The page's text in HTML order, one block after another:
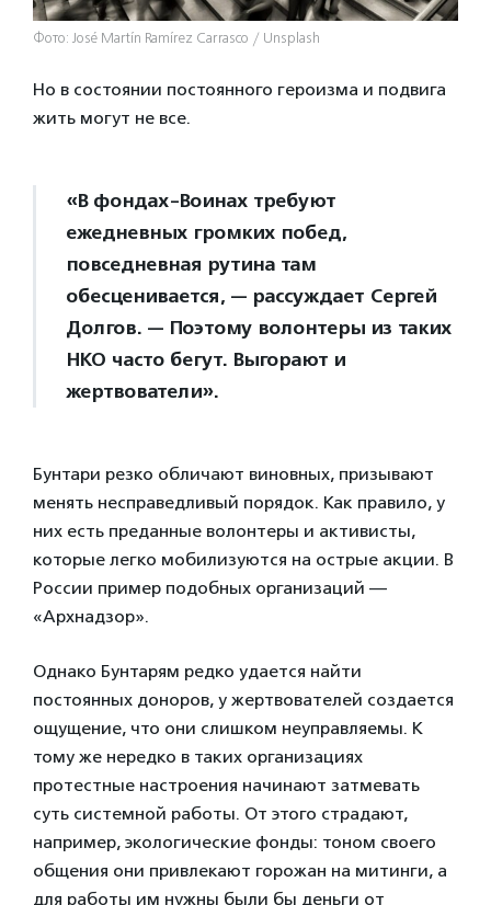
Фото: José Martín Ramírez Carrasco / Unsplash
Но в состоянии постоянного героизма и подвига
жить могут не все.
«В фондах-Воинах требуют
ежедневных громких побед,
повседневная рутина там
обесценивается, — рассуждает Сергей
Долгов. — Поэтому волонтеры из таких
НКО часто бегут. Выгорают и
жертвователи».
Бунтари резко обличают виновных, призывают
менять несправедливый порядок. Как правило, у
них есть преданные волонтеры и активисты,
которые легко мобилизуются на острые акции. В
России пример подобных организаций —
«Архнадзор».
Однако Бунтарям редко удается найти
постоянных доноров, у жертвователей создается
ощущение, что они слишком неуправляемы. К
тому же нередко в таких организациях
протестные настроения начинают затмевать
суть системной работы. От этого страдают,
например, экологические фонды: тоном своего
общения они привлекают горожан на митинги, а
для работы им нужны были бы деньги от